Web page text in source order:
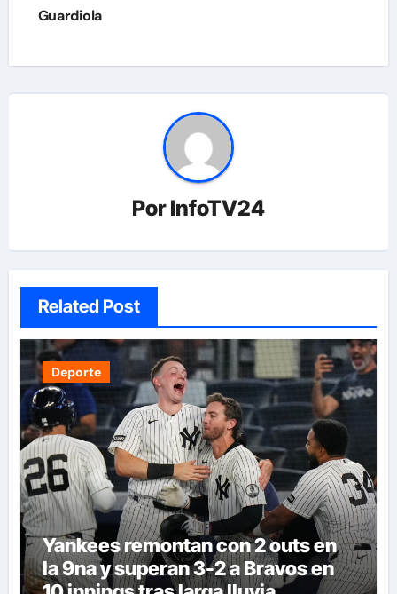
Guardiola
PorInfoTV24
Related Post
Deporte
Yankees remontan con 2 outs en
la 9na y superan 3-2 a Bravos en